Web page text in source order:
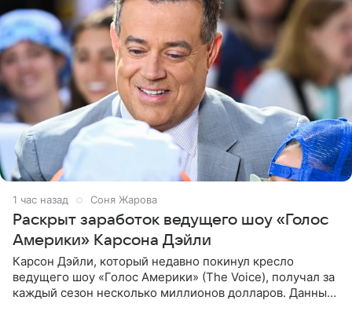
1 час назад Соня Жарова
Раскрыт заработок ведущего шоу «Голос
Америки» Карсона Дэйли
Карсон Дэйли, который недавно покинул кресло
ведущего шоу «Голос Америки» (The Voice), получал за
каждый сезон несколько миллионов долларов. Данные